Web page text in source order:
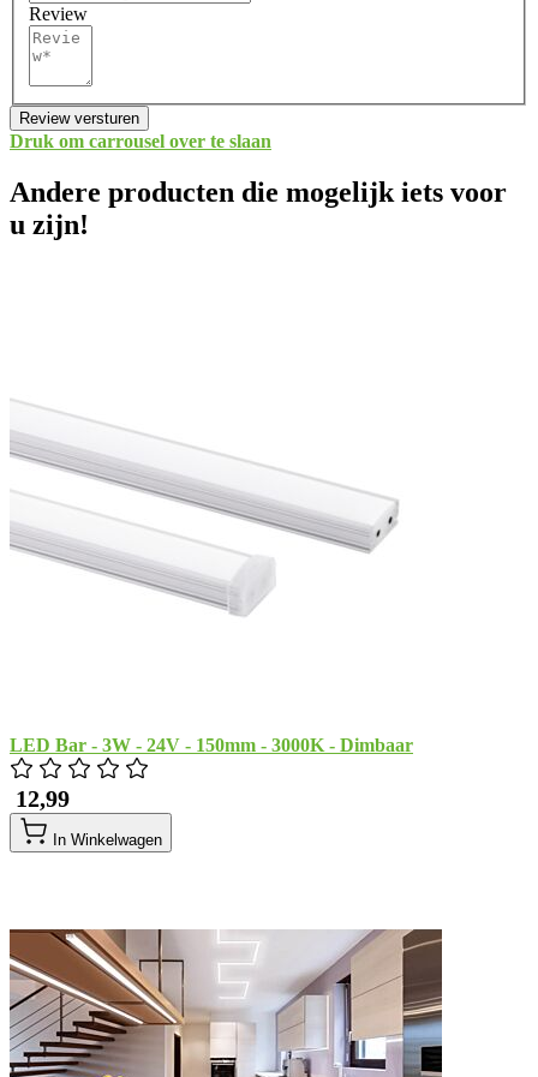
Review
Review versturen
Druk om carrousel over te slaan
Andere producten die mogelijk iets voor
u zijn!
LED Bar - 3W - 24V - 150mm - 3000K - Dimbaar
​ 12,99
In Winkelwagen